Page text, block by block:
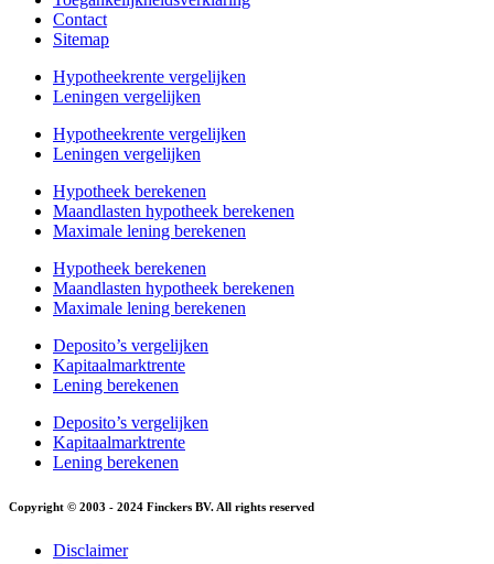
Contact
Sitemap
Hypotheekrente vergelijken
Leningen vergelijken
Hypotheekrente vergelijken
Leningen vergelijken
Hypotheek berekenen
Maandlasten hypotheek berekenen
Maximale lening berekenen
Hypotheek berekenen
Maandlasten hypotheek berekenen
Maximale lening berekenen
Deposito’s vergelijken
Kapitaalmarktrente
Lening berekenen
Deposito’s vergelijken
Kapitaalmarktrente
Lening berekenen
Copyright © 2003 - 2024 Finckers BV. All rights reserved
Disclaimer